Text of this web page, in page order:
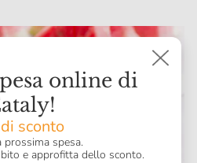
online di
sconto
prossima spesa.
e approfitta dello sconto.